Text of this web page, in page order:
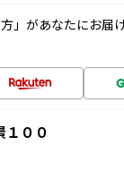
」があなたにお届
００